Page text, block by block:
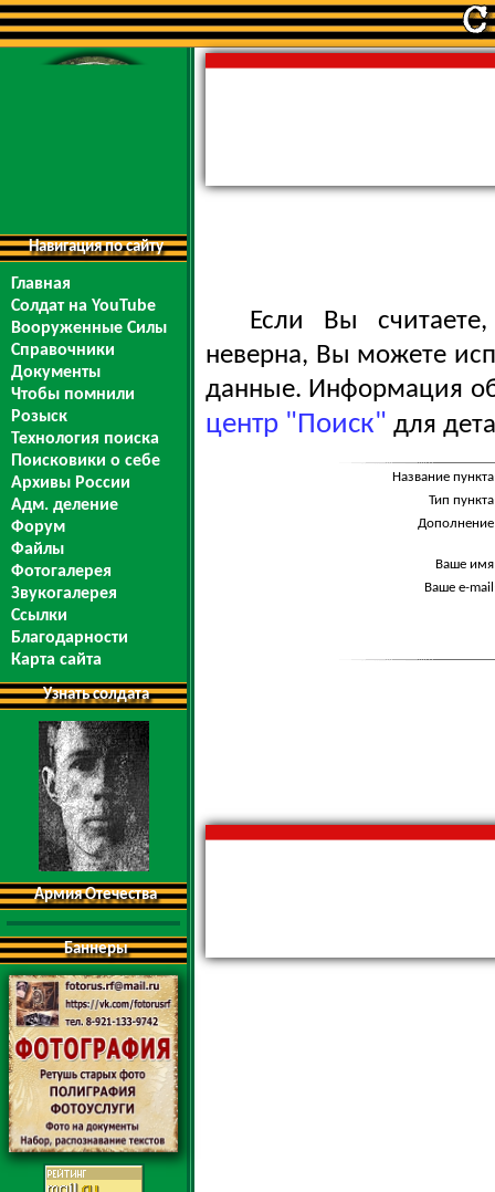
Навигация по сайту
Главная
Солдат на YouTube
Вооруженные Силы
Справочники
Документы
Чтобы помнили
Розыск
Технология поиска
Поисковики о себе
Архивы России
Адм. деление
Форум
Файлы
Фотогалерея
Звукогалерея
Ссылки
Благодарности
Карта сайта
Узнать солдата
Армия Отечества
Баннеры
Если Вы
неверна, Вы можете
данные. Информация
центр "Поиск" для
Название
Тип
Ваше
Ваше e-